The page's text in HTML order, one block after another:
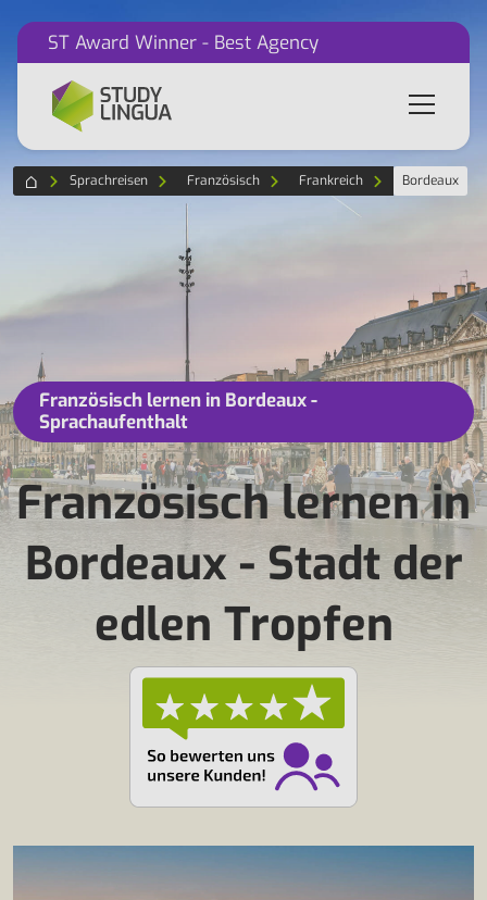
ST Award Winner - Best Agency
Sprachreisen Französisch Frankreich Bordeaux
Französisch lernen in Bordeaux -
Sprachaufenthalt
Französisch lernen in
Bordeaux - Stadt der
edlen Tropfen